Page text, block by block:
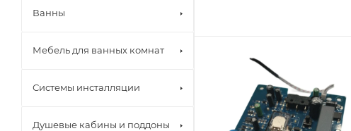
Ванны
Мебель для ванных комнат
Системы инсталляции
Душевые кабины и поддоны